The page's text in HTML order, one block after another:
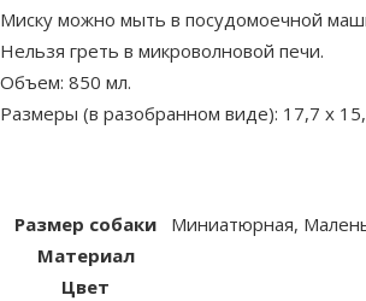
Миску можно мыть в посудомоечной
Нельзя греть в микроволновой печи.
Объем: 850 мл.
Размеры (в разобранном виде): 17,7 х
Размер собаки
Миниатюрная,
Материал
Цвет